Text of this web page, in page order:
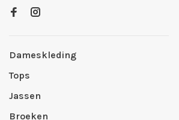
Dameskleding
Tops
Jassen
Broeken